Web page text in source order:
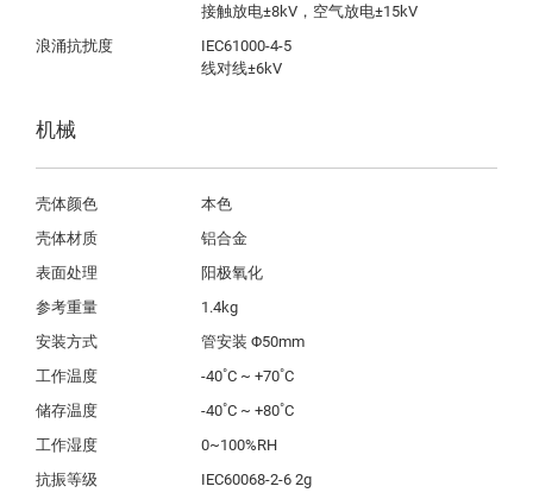
接触放电±8kV，空气放电±15kV
浪涌抗扰度
IEC61000-4-5
线对线±6kV
机械
壳体颜色
本色
壳体材质
铝合金
表面处理
阳极氧化
参考重量
1.4kg
安装方式
管安装 Φ50mm
工作温度
-40˚C ~ +70˚C
储存温度
-40˚C ~ +80˚C
工作湿度
0~100%RH
抗振等级
IEC60068-2-6 2g